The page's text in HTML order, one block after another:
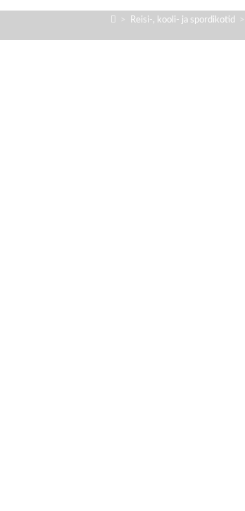
> Reisi-, kooli- ja spordikotid >